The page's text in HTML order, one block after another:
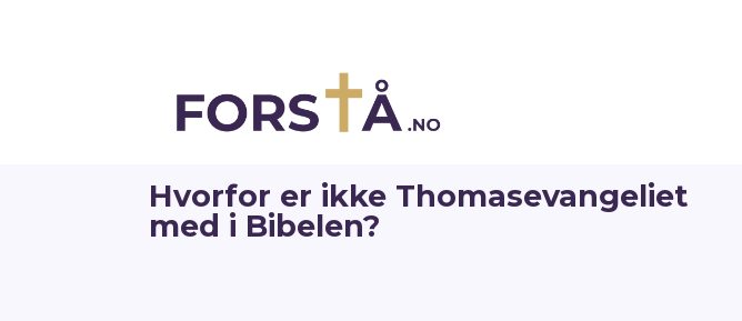
Hvorfor er ikke Thomasevangeliet
med i Bibelen?